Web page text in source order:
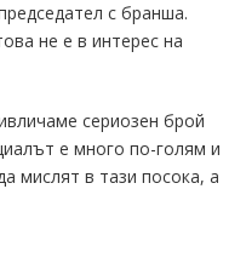
с бранша.
не е в интерес на
сериозен брой
е много по-голям и
мислят в тази посока, а